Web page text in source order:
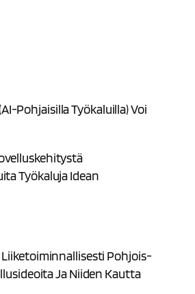
Pohjaisilla Työkaluilla) Voi
Työkaluja Idean
Liiketoiminnallisesti Pohjois-
Ja Niiden Kautta